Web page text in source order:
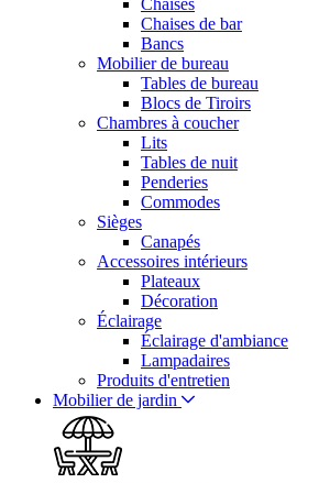
Chaises de bar
Bancs
Mobilier de bureau
Tables de bureau
Blocs de Tiroirs
Chambres à coucher
Lits
Tables de nuit
Penderies
Commodes
Sièges
Canapés
Accessoires intérieurs
Plateaux
Décoration
Éclairage
Éclairage d'ambiance
Lampadaires
Produits d'entretien
Mobilier de jardin